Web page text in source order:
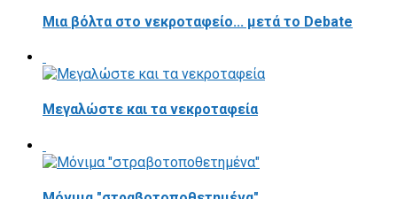
Μια βόλτα στο νεκροταφείο... μετά το Debate
Μεγαλώστε και τα νεκροταφεία